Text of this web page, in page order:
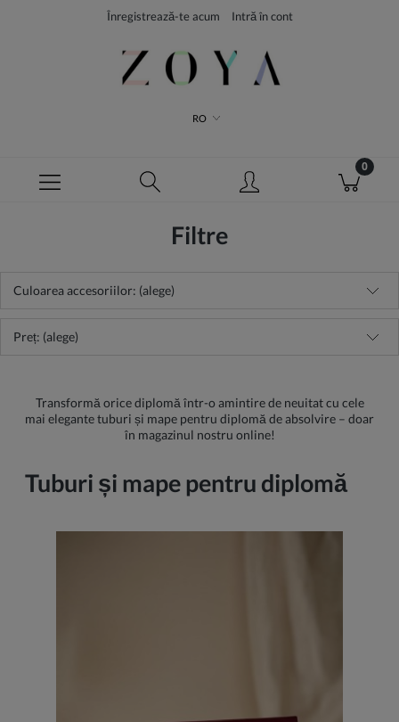
Înregistrează-te acum Intră în cont
RO
Filtre
Culoarea accesoriilor: (alege)
Preț: (alege)
Transformă orice diplomă într-o amintire de neuitat cu cele
mai elegante tuburi și mape pentru diplomă de absolvire – doar
în magazinul nostru online!
Tuburi și mape pentru diplomă